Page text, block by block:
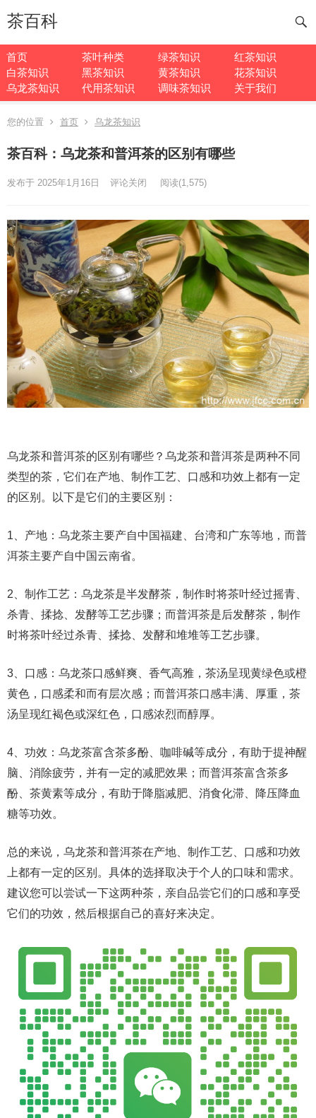
茶百科
首页 茶叶种类 绿茶知识
红茶知识
白茶知识
黑茶知识 黄茶知识
花茶知识
乌龙茶知识
代用茶知识 调味茶知识 关于我们
您的位置 首页 乌龙茶知识
茶百科：乌龙茶和普洱茶的区别有哪些
发布于 2025年1月16日 评论关闭 阅读(1,575)
乌龙茶和普洱茶的区别有哪些？乌龙茶和普洱茶是两种不同
类型的茶，它们在产地、制作工艺、口感和功效上都有一定
的区别。以下是它们的主要区别：
1、产地：乌龙茶主要产自中国福建、台湾和广东等地，而普
洱茶主要产自中国云南省。
2、制作工艺：乌龙茶是半发酵茶，制作时将茶叶经过摇青、
杀青、揉捻、发酵等工艺步骤；而普洱茶是后发酵茶，制作
时将茶叶经过杀青、揉捻、发酵和堆堆等工艺步骤。
3、口感：乌龙茶口感鲜爽、香气高雅，茶汤呈现黄绿色或橙
黄色，口感柔和而有层次感；而普洱茶口感丰满、厚重，茶
汤呈现红褐色或深红色，口感浓烈而醇厚。
4、功效：乌龙茶富含茶多酚、咖啡碱等成分，有助于提神醒
脑、消除疲劳，并有一定的减肥效果；而普洱茶富含茶多
酚、茶黄素等成分，有助于降脂减肥、消食化滞、降压降血
糖等功效。
总的来说，乌龙茶和普洱茶在产地、制作工艺、口感和功效
上都有一定的区别。具体的选择取决于个人的口味和需求。
建议您可以尝试一下这两种茶，亲自品尝它们的口感和享受
它们的功效，然后根据自己的喜好来决定。